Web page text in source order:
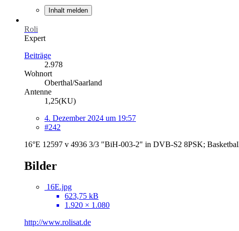
Inhalt melden
Roli
Expert
Beiträge
2.978
Wohnort
Oberthal/Saarland
Antenne
1,25(KU)
4. Dezember 2024 um 19:57
#242
16°E 12597 v 4936 3/3 "BiH-003-2" in DVB-S2 8PSK;
Bilder
16E.jpg
623,75 kB
1.920 × 1.080
http://www.rolisat.de